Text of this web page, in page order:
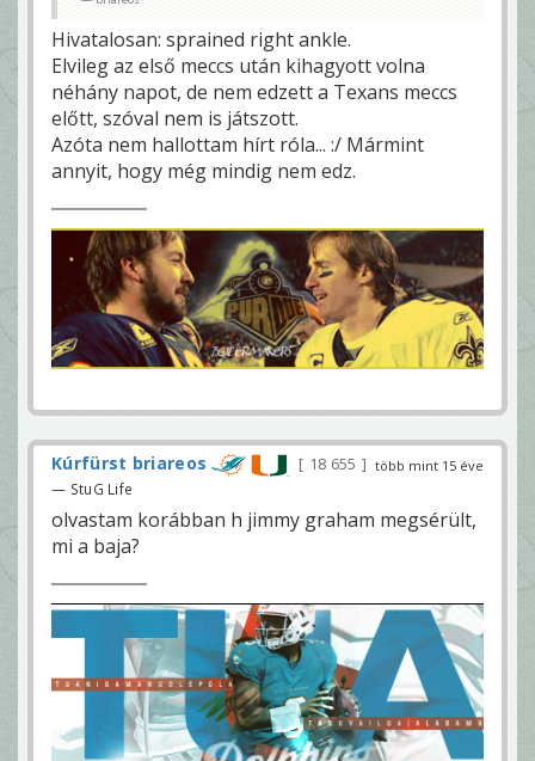
Hivatalosan: sprained right ankle.
Elvileg az első meccs után kihagyott volna
néhány napot, de nem edzett a Texans meccs
előtt, szóval nem is játszott.
Azóta nem hallottam hírt róla... :/ Mármint
annyit, hogy még mindig nem edz.
több mint 15 éve
Kúrfürst briareos 18 655
— StuG Life
olvastam korábban h jimmy graham megsérült,
mi a baja?